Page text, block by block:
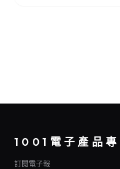
1001電子產品專
訂閱電子報